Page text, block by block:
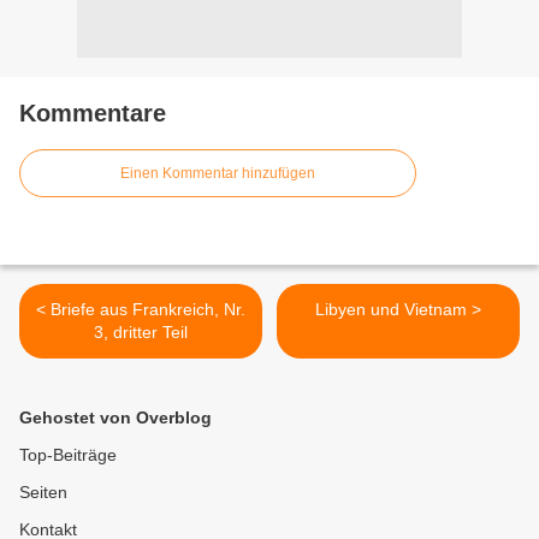
Kommentare
Einen Kommentar hinzufügen
< Briefe aus Frankreich, Nr.
3, dritter Teil
Libyen und Vietnam >
Gehostet von Overblog
Top-Beiträge
Seiten
Kontakt